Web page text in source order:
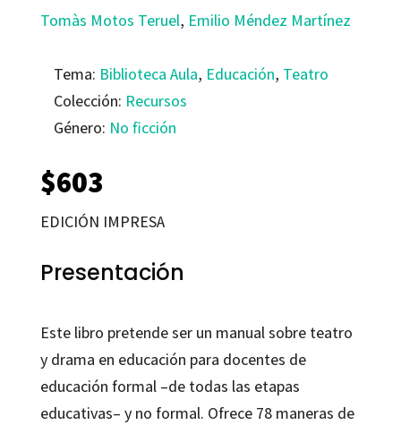
Tomàs Motos Teruel, Emilio Méndez Martínez
Tema: Biblioteca Aula, Educación, Teatro
Colección: Recursos
Género: No ficción
$603
EDICIÓN IMPRESA
Presentación
Este libro pretende ser un manual sobre teatro
y drama en educación para docentes de
educación formal –de todas las etapas
educativas– y no formal. Ofrece 78 maneras de